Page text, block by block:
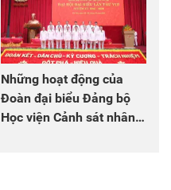
Những hoạt động của
Đoàn đại biểu Đảng bộ
Học viện Cảnh sát nhân